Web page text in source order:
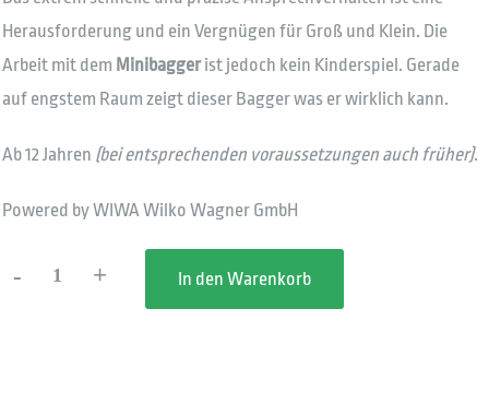
Herausforderung und ein Vergnügen für Groß und Klein. Die
Arbeit mit dem Minibaggerist jedoch kein Kinderspiel. Gerade
auf engstem Raum zeigt dieser Bagger was er wirklich kann.
Ab 12 Jahren (bei entsprechenden voraussetzungen auch früher).
Powered by WIWA Wilko Wagner GmbH
-Hydraulik + In den Warenkorb